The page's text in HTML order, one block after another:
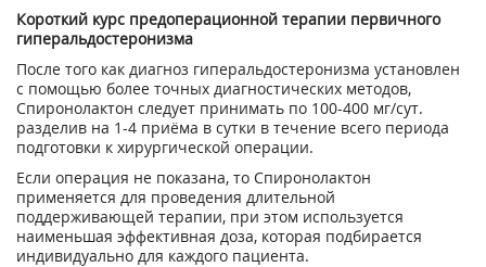
Короткий курс предоперационной терапии первичного
гиперальдостеронизма
После того как диагноз гиперальдостеронизма установлен
с помощью более точных диагностических методов,
Спиронолактон следует принимать по 100-400 мг/сут.
разделив на 1-4 приёма в сутки в течение всего периода
подготовки к хирургической операции.
Если операция не показана, то Спиронолактон
применяется для проведения длительной
поддерживающей терапии, при этом используется
наименьшая эффективная доза, которая подбирается
индивидуально для каждого пациента.